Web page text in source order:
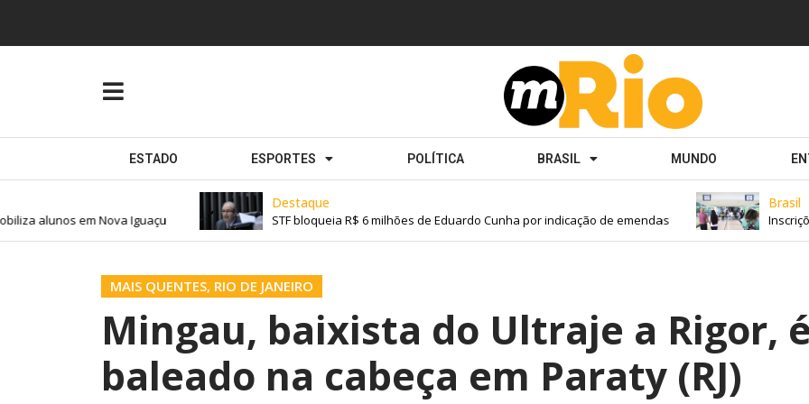
ESTADO ESPORTES POLÍTICA BRASIL MUNDO
Destaque
STF bloqueia R$ 6 milhões de Eduardo Cunha por indicação de emendas
Brasil
alunos em Nova Iguaçu
MAIS QUENTES, RIO DE JANEIRO
Mingau, baixista do Ultraje a Rigor,
baleado na cabeça em Paraty (RJ)